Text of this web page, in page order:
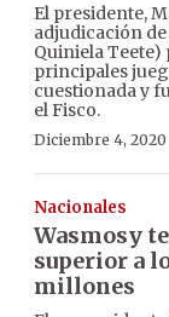
El presidente,
adjudicación
Quiniela Teete)
principales
cuestionada y
el Fisco.
Diciembre 4, 2020
Nacionales
Wasmosy
superior a
millones